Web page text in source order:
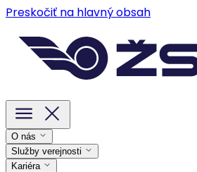
Preskočiť na hlavný obsah
O nás
Služby verejnosti
Kariéra